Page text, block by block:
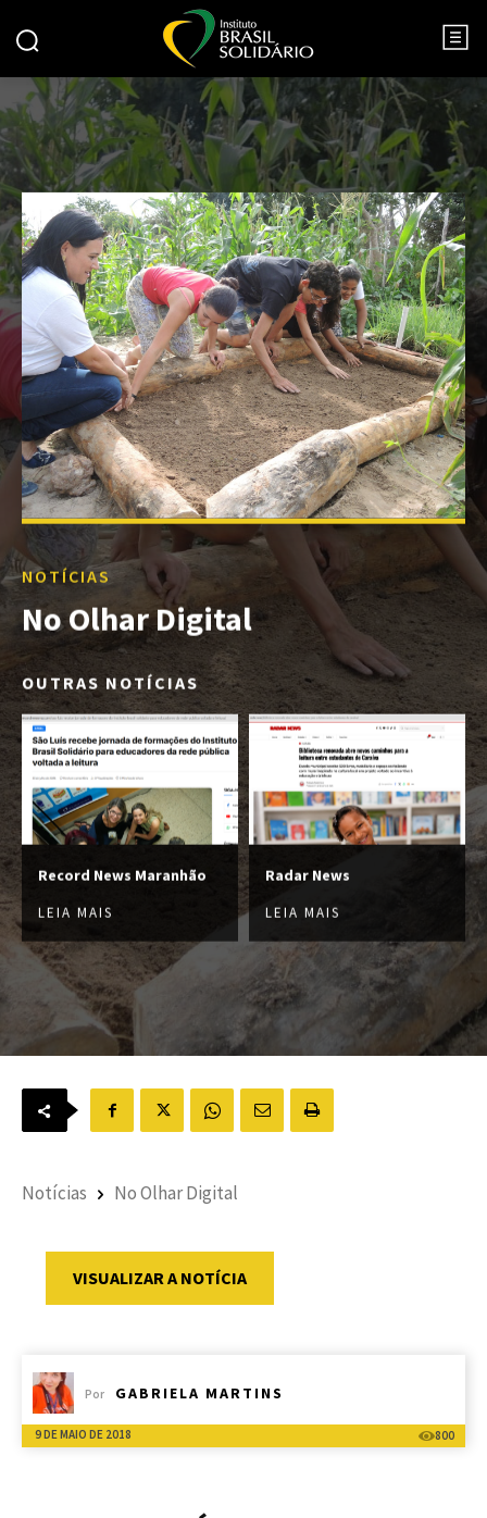
NOTÍCIAS
No Olhar Digital
OUTRAS NOTÍCIAS
Record News Maranhão
LEIA MAIS
Radar News
LEIA MAIS
Notícias No Olhar Digital
VISUALIZAR A NOTÍCIA
Por GABRIELA MARTINS
9 DE MAIO DE 2018 800